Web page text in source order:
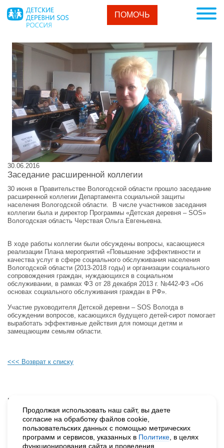
ПОМОЧЬ
30.06.2016
Заседание расширенной коллегии
30 июня в Правительстве Вологодской области прошло заседание
расширенной коллегии Департамента социальной защиты
населения Вологодской области. В числе участников заседания
коллегии была и директор Программы «Детская деревня – SOS»
Вологодская область Черствая Ольга Евгеньевна.
В ходе работы коллегии были обсуждены вопросы, касающиеся
реализации Плана мероприятий «Повышение эффективности и
качества услуг в сфере социального обслуживания населения
Вологодской области (2013-2018 годы) и организации социального
сопровождения граждан, нуждающихся в социальном
обслуживании, в рамках ФЗ от 28 декабря 2013 г. №442-ФЗ «Об
основах социального обслуживания граждан в РФ».
Участие руководителя Детской деревни – SOS Вологда в
обсуждении вопросов, касающихся будущего детей-сирот помогает
выработать эффективные действия для помощи детям и
замещающим семьям области.
<<< Возврат к списку
Будьте в курсе наших событий, подпишитесь на новости и акции
Нажимая на кнопку «Подписаться», вы даете согласие на
обработку персональных данных.
Продолжая использовать наш сайт, вы даете
согласие на обработку файлов cookie,
пользовательских данных с помощью метрических
программ и сервисов, указанных в Политике, в целях
функционирования сайта и проведения